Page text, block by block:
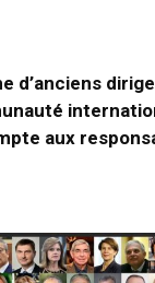
d’anciens
aux